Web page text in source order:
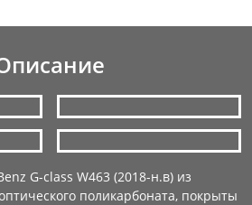
G-class W463 (2018-н.в) из
поликарбоната, покрыты